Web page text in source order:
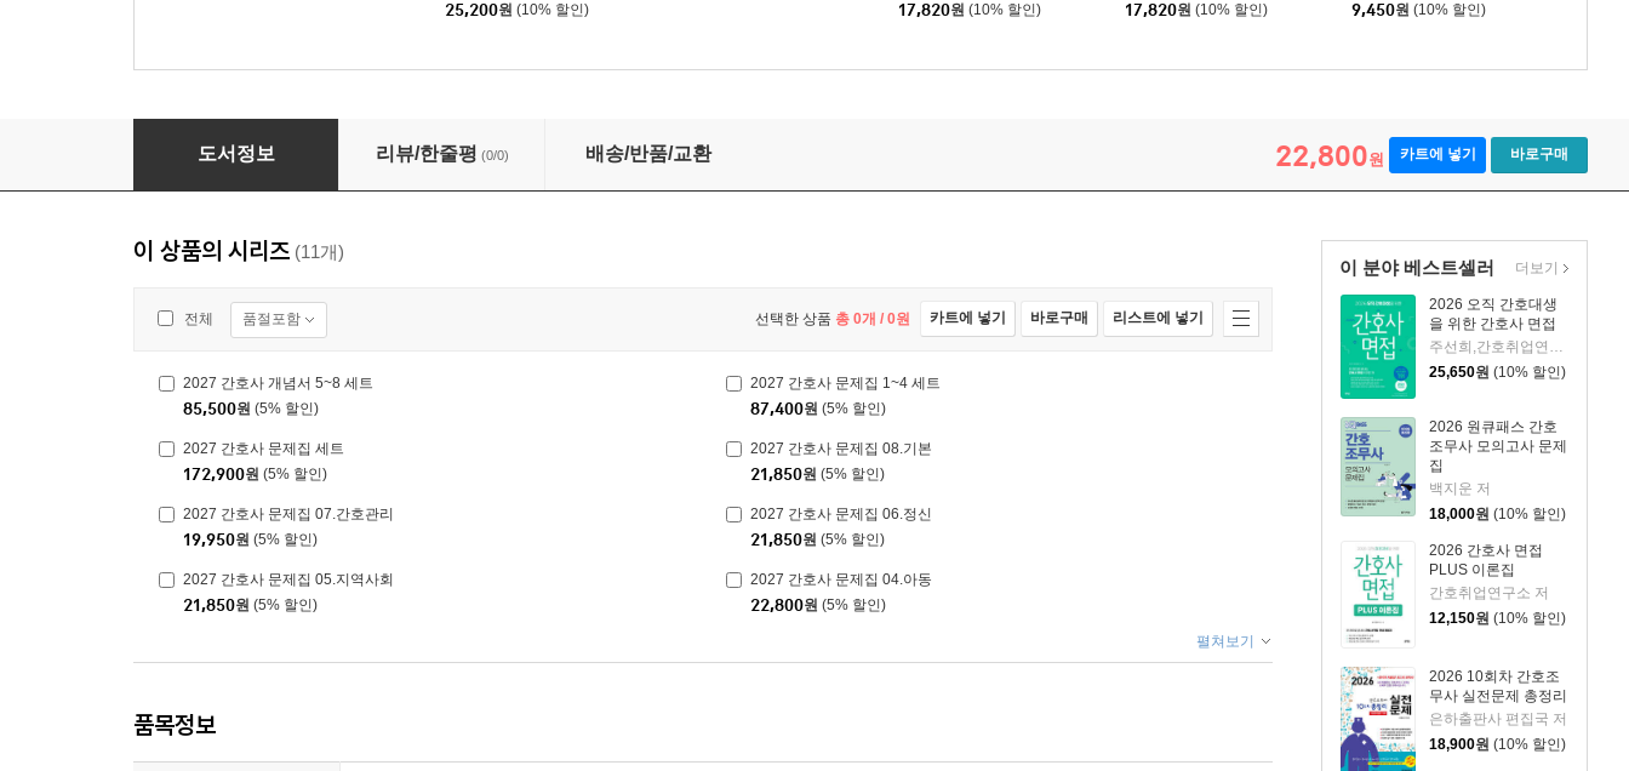
25,200원 (10% 할인)
17,820원 (10% 할인)
17,820원 (10% 할인)
9,450원 (10% 할인)
2027 간호사 문제집 04.아동
도서정보 리뷰/한줄평 (0/0) 배송/반품/교환 22,800원 카트에 넣기 바로구매
이 분야 베스트셀러
2026 오직 간호대생
을 위한 간호사 면접
주선희,간호취업연구소 공저
25,650원 (10% 할인)
2026 원큐패스 간호
조무사 모의고사 문제
집
백지운 저
18,000원 (10% 할인)
2026 간호사 면접
PLUS 이론집
간호취업연구소 저
12,150원 (10% 할인)
2026 10회차 간호조
무사 실전문제 총정리
은하출판사 편집국 저
18,900원 (10% 할인)
더보기
이 상품의 시리즈 (11개)
전체 품절포함 선택한 상품 총 0개 / 0원 카트에 넣기 바로구매 리스트에 넣기
2027 간호사 개념서 5~8 세트
85,500원 (5% 할인)
2027 간호사 문제집 1~4 세트
87,400원 (5% 할인)
2027 간호사 문제집 세트
172,900원 (5% 할인)
2027 간호사 문제집 08.기본
21,850원 (5% 할인)
2027 간호사 문제집 07.간호관리
19,950원 (5% 할인)
2027 간호사 문제집 06.정신
21,850원 (5% 할인)
2027 간호사 문제집 05.지역사회
21,850원 (5% 할인)
2027 간호사 문제집 04.아동
22,800원 (5% 할인)
펼쳐보기
품목정보